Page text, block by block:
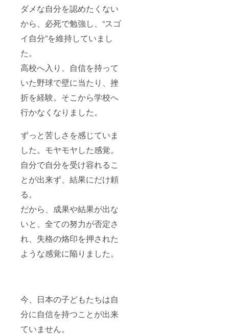
ダメな自分を認めたくない
から、必死で勉強し、“スゴ
イ自分”を維持していまし
た。
高校へ入り、自信を持って
いた野球で壁に当たり、挫
折を経験。そこから学校へ
行かなくなりました。
ずっと苦しさを感じていま
した。モヤモヤした感覚。
自分で自分を受け容れるこ
とが出来ず、結果にだけ頼
る。
だから、成果や結果が出な
いと、全ての努力が否定さ
れ、失格の烙印を押された
ような感覚に陥りました。
今、日本の子どもたちは自
分に自信を持つことが出来
ていません。